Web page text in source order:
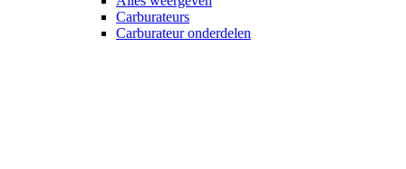
Carburateurs
Carburateur onderdelen